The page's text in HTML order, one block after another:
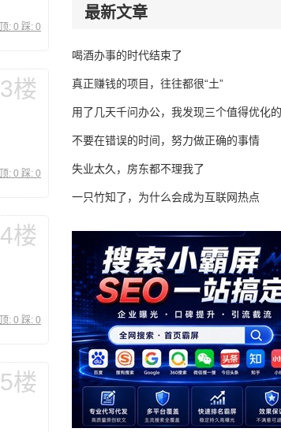
顶: 0 踩: 0
3楼
顶: 0 踩: 0
4楼
顶: 0 踩: 0
5楼
最新文章
喝酒办事的时代结束了
真正赚钱的项目，往往都很“土”
用了几天千问办公，我发现三个值得优化
不要在错误的时间，努力做正确的事情
失业太久，房东都不理我了
一只竹知了，为什么会成为互联网热点